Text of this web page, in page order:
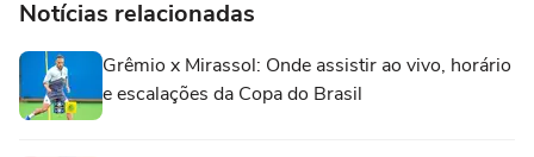
Notícias relacionadas
Grêmio x Mirassol: Onde assistir ao vivo, horário
e escalações da Copa do Brasil